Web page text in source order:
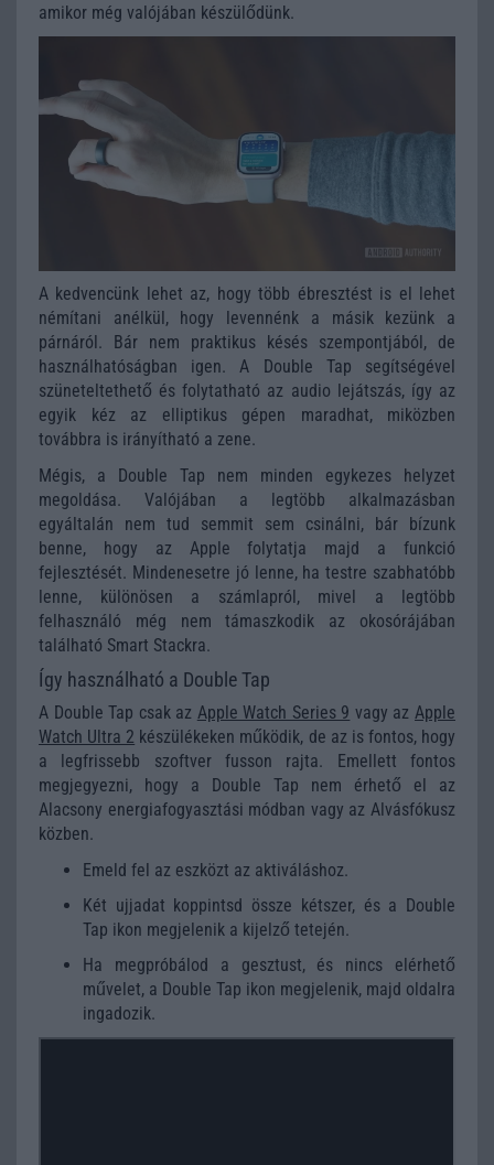
amikor még valójában készülődünk.
A kedvencünk lehet az, hogy több ébresztést is el lehet
némítani anélkül, hogy levennénk a másik kezünk a
párnáról. Bár nem praktikus késés szempontjából, de
használhatóságban igen. A Double Tap segítségével
szüneteltethető és folytatható az audio lejátszás, így az
egyik kéz az elliptikus gépen maradhat, miközben
továbbra is irányítható a zene.
Mégis, a Double Tap nem minden egykezes helyzet
megoldása. Valójában a legtöbb alkalmazásban
egyáltalán nem tud semmit sem csinálni, bár bízunk
benne, hogy az Apple folytatja majd a funkció
fejlesztését. Mindenesetre jó lenne, ha testre szabhatóbb
lenne, különösen a számlapról, mivel a legtöbb
felhasználó még nem támaszkodik az okosórájában
található Smart Stackra.
Így használható a Double Tap
A Double Tap csak az Apple Watch Series 9 vagy azApple
Watch Ultra 2 készülékeken működik, de az is fontos, hogy
a legfrissebb szoftver fusson rajta. Emellett fontos
megjegyezni, hogy a Double Tap nem érhető el az
Alacsony energiafogyasztási módban vagy az Alvásfókusz
közben.
Emeld fel az eszközt az aktiváláshoz.
Két ujjadat koppintsd össze kétszer, és a Double
Tap ikon megjelenik a kijelző tetején.
Ha megpróbálod a gesztust, és nincs elérhető
művelet, a Double Tap ikon megjelenik, majd oldalra
ingadozik.